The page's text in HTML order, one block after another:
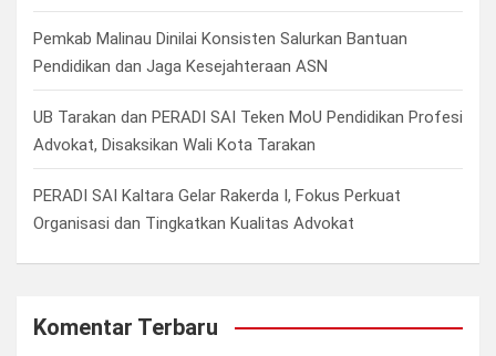
Pemkab Malinau Dinilai Konsisten Salurkan Bantuan
Pendidikan dan Jaga Kesejahteraan ASN
UB Tarakan dan PERADI SAI Teken MoU Pendidikan Profesi
Advokat, Disaksikan Wali Kota Tarakan
PERADI SAI Kaltara Gelar Rakerda I, Fokus Perkuat
Organisasi dan Tingkatkan Kualitas Advokat
Komentar Terbaru